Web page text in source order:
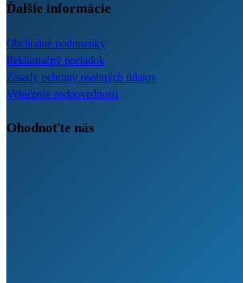
Ďalšie informácie
Obchodné podmienky
Reklamačný poriadok
Zásady ochrany osobných údajov
Vylúčenie zodpovednosti
Ohodnoťte nás